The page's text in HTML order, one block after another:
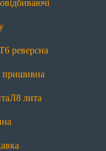
реверсна
Л8 лита